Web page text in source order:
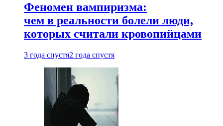
Феномен вампиризма:
чем в реальности болели люди,
которых считали кровопийцами
3 года спустя2 года спустя